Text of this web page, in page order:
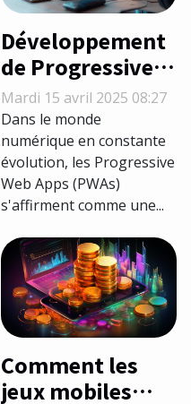
Développement
de Progressive
Web Apps en
2023 stratégies
pour une
expérience
utilisateur fluide
Mardi 15 avril 2025 08:27
Dans le monde
numérique en constante
évolution, les Progressive
Web Apps (PWAs)
s'affirment comme une...
Comment les
jeux mobiles